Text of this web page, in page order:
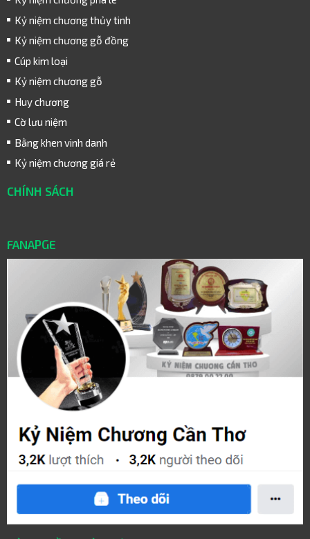
Kỷ niệm chương thủy tinh
Kỷ niệm chương gỗ đồng
Cúp kim loại
Kỷ niệm chương gỗ
Huy chương
Cờ lưu niệm
Bằng khen vinh danh
Kỷ niệm chương giá rẻ
CHÍNH SÁCH
FANAPGE